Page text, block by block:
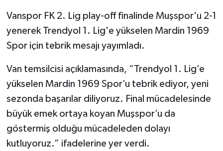
Vanspor FK 2. Lig play-off finalinde Muşspor'u 2-1
yenerek Trendyol 1. Lig'e yükselen Mardin 1969
Spor için tebrik mesajı yayımladı.
Van temsilcisi açıklamasında, “Trendyol 1. Lig’e
yükselen Mardin 1969 Spor’u tebrik ediyor, yeni
sezonda başarılar diliyoruz. Final mücadelesinde
büyük emek ortaya koyan Muşspor’u da
göstermiş olduğu mücadeleden dolayı
kutluyoruz.” ifadelerine yer verdi.